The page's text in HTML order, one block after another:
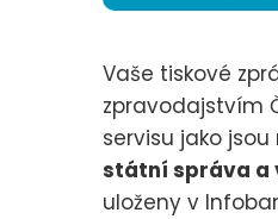
Vaše tiskové
zpravodajstvím
servisu jako jsou
státní správa a
uloženy v